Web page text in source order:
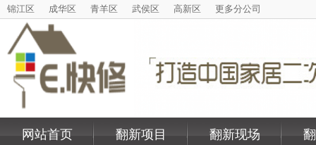
锦江区 成华区 青羊区 武侯区 高新区 更多分公司
网站首页 翻新项目 翻新现场